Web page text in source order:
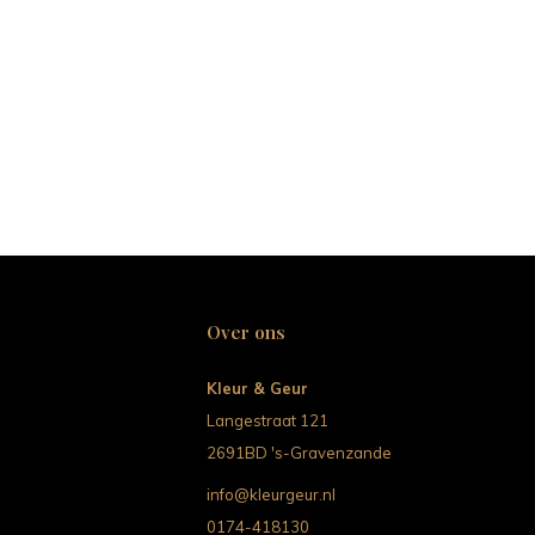
Over ons
Kleur & Geur
Langestraat 121
2691BD 's-Gravenzande
info@kleurgeur.nl
0174-418130